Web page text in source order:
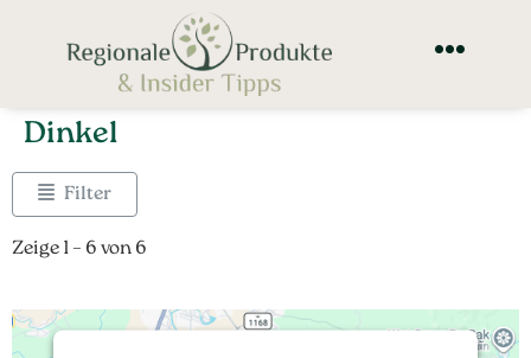
Dinkel
Filter
Zeige 1 – 6 von 6